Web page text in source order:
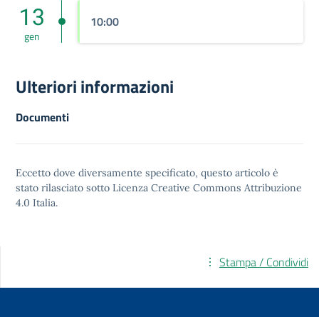
13
gen
10:00
Ulteriori informazioni
Documenti
Eccetto dove diversamente specificato, questo articolo è
stato rilasciato sotto Licenza Creative Commons Attribuzione
4.0 Italia.
Stampa / Condividi